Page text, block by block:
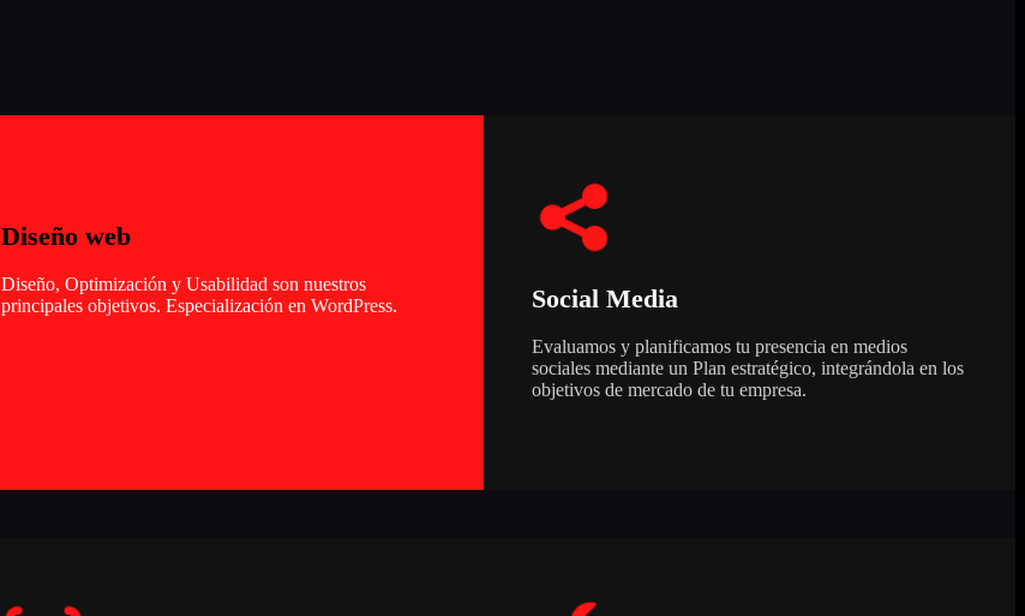
Diseño web
Diseño, Optimización y Usabilidad son nuestros
principales objetivos. Especialización en WordPress.
Social Media
Evaluamos y planificamos tu presencia en medios
sociales mediante un Plan estratégico, integrándola en los
objetivos de mercado de tu empresa.